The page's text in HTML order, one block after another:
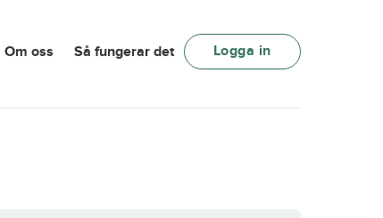
Om oss Så fungerar det Logga in